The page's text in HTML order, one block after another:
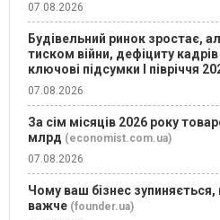
07.08.2026
Будівельний ринок зростає,
тиском війни, дефіциту кадрів
ключові підсумки І півріччя
07.08.2026
За сім місяців 2026 року
млрд (economist.com.ua)
07.08.2026
Чому ваш бізнес
важче (founder.ua)